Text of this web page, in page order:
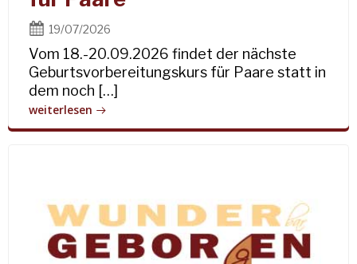
19/07/2026
Vom 18.-20.09.2026 findet der nächste
Geburtsvorbereitungskurs für Paare statt in
dem noch […]
weiterlesen